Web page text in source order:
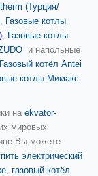
(Турция/
, Газовые котлы
, Газовые котлы
и напольные
Газовый котёл Antei
котлы Мимакс
на ekvator-
мировых
Вы можете
электрический
, газовый котёл